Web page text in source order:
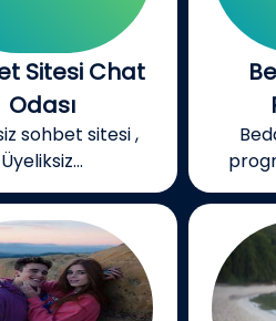
Sitesi Chat
Odası
sohbet sitesi ,
Üyeliksiz...